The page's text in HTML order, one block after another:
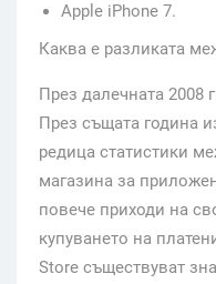
Apple iPhone 7.
Каква е разликата
През далечната 2008
През същата година
редица статистики
магазина за
повече приходи на
купуването на
Store съществуват